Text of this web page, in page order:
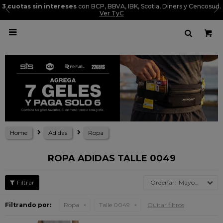
3 cuotas sin intereses con BCP, BBVA, IBK, Scotia, Diners y Cencosud.
Ver TyC

Home Adidas Ropa
ROPA ADIDAS TALLE 0049
Mayor precio
Filtrando por: Ropa Talle 0049 Quitar filtros